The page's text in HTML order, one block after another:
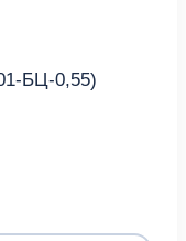
БЦ-0,55)